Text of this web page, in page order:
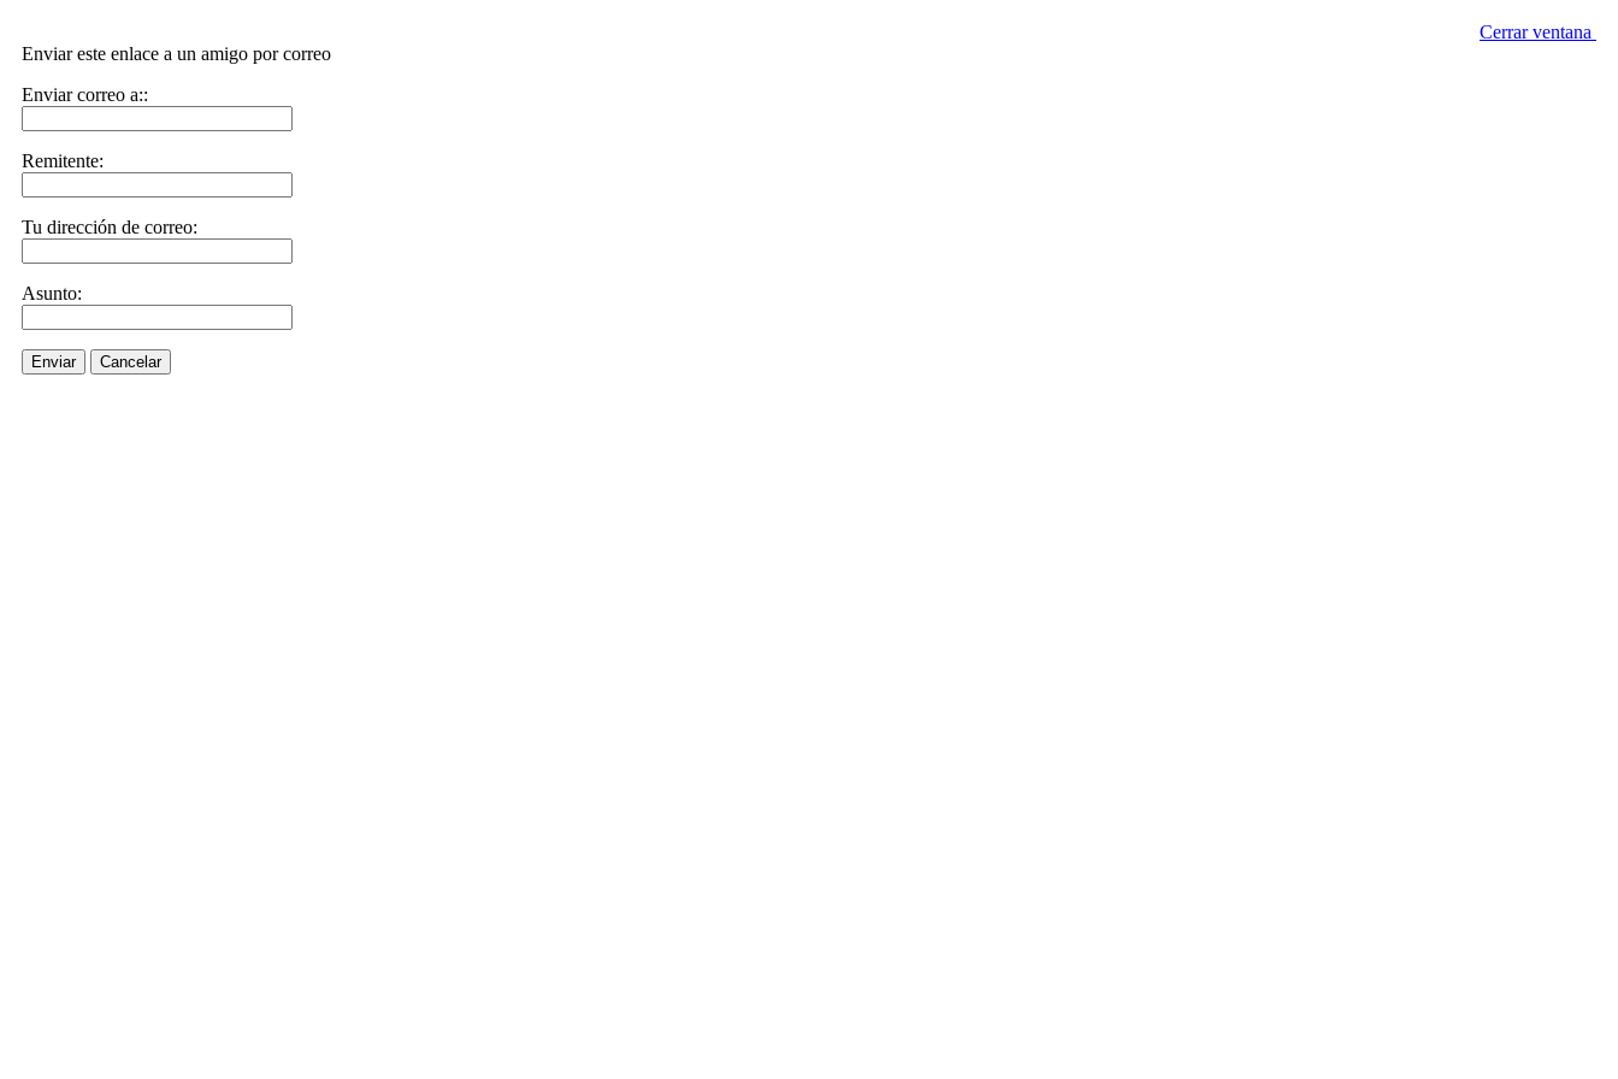
Cerrar ventana
Enviar este enlace a un amigo por correo
Enviar correo a::
Remitente:
Tu dirección de correo:
Asunto:
Enviar Cancelar